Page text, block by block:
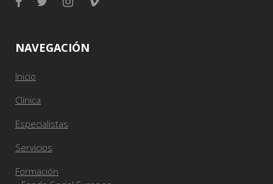
NAVEGACIÓN
Inicio
Clínica
Especialistas
Servicios
Formación